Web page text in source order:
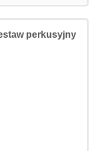
perkusyjny